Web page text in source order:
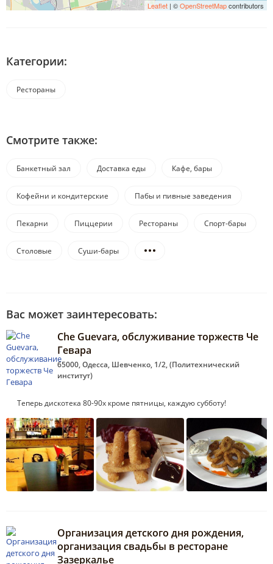
Leaflet | ©OpenStreetMapcontributors
Категории:
Рестораны
Смотрите также:
Банкетный зал Доставка еды Кафе, бары
Кофейни и кондитерские Пабы и пивные заведения
Пекарни Пиццерии Рестораны Спорт-бары
Столовые Суши-бары
Вас может заинтересовать:
Che Guevara, обслуживание торжеств Че
Гевара
65000, Одесса, Шевченко, 1/2, (Политехнический
институт)
Теперь дискотека 80-90х кроме пятницы, каждую субботу!
Организация детского дня рождения,
организация свадьбы в ресторане
Зазеркалье